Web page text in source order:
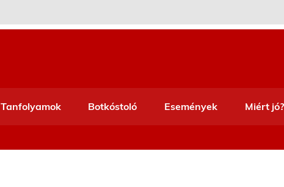
Tanfolyamok Botkóstoló Események Miért jó?